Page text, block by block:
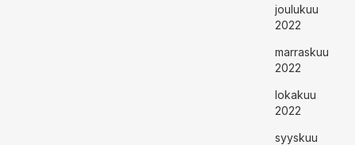
joulukuu
2022
marraskuu
2022
lokakuu
2022
syyskuu